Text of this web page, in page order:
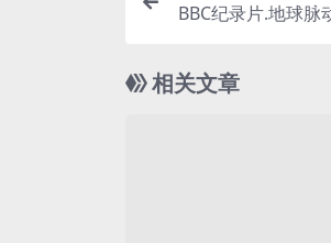
BBC纪录片.地球脉
相关文章